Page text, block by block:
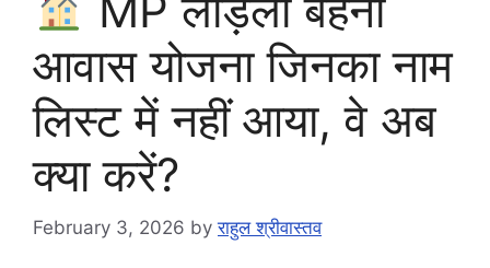
आवास योजना जिनका नाम
लिस्ट में नहीं आया, वे अब
क्या करें?
February 3, 2026 byराहुल श्रीवास्तव